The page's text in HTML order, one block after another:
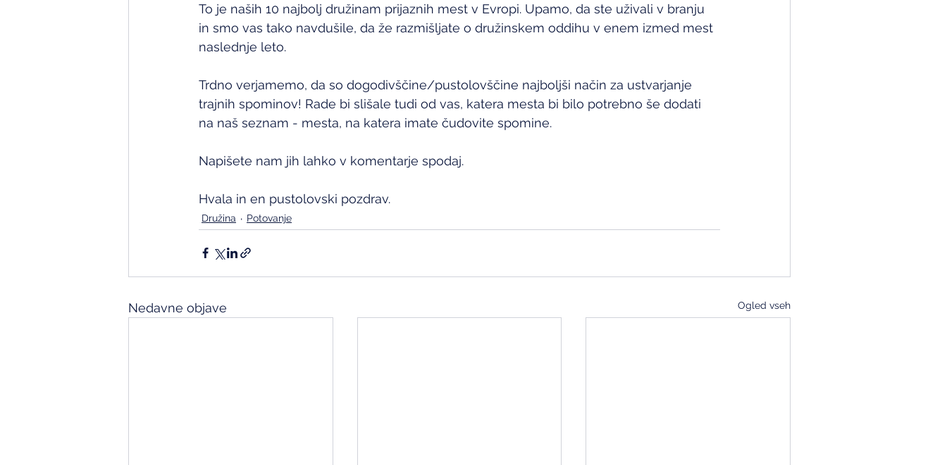
To je naših 10 najbolj družinam prijaznih mest v Evropi. Upamo, da ste uživali v branju
in smo vas tako navdušile, da že razmišljate o družinskem oddihu v enem izmed mest
naslednje leto.
Trdno verjamemo, da so dogodivščine/pustolovščine najboljši način za ustvarjanje
trajnih spominov! Rade bi slišale tudi od vas, katera mesta bi bilo potrebno še dodati
na naš seznam - mesta, na katera imate čudovite spomine.
Napišete nam jih lahko v komentarje spodaj.
Hvala in en pustolovski pozdrav.
Družina Potovanje
Nedavne objave Ogled vseh